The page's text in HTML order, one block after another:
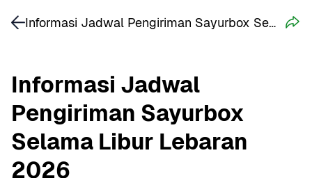
Informasi Jadwal
Pengiriman Sayurbox
Selama Libur Lebaran
2026
Informasi Jadwal Pengiriman Sayurbox Selama Libur Lebaran 2026